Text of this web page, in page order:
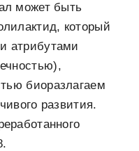
может быть
который
атрибутами
биоразлагаем
развития.